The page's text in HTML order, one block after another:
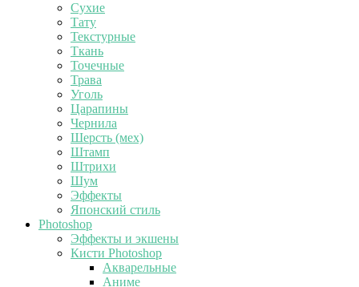
Сухие
Тату
Текстурные
Ткань
Точечные
Трава
Уголь
Царапины
Чернила
Шерсть (мех)
Штамп
Штрихи
Шум
Эффекты
Японский стиль
Photoshop
Эффекты и экшены
Кисти Photoshop
Акварельные
Аниме